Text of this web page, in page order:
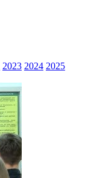
2023 2024 2025